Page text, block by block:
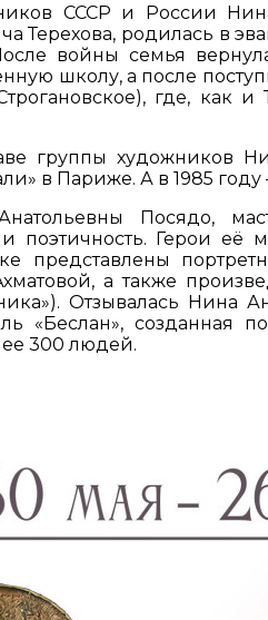
СССР и России
Терехова, родилась в
войны семья
школу, а после
где, как и
группы художников
в Париже. А в 1985
Посядо,
и поэтичность. Герои
представлены
а также
Отзывалась Нина
«Беслан», созданная
300 людей.